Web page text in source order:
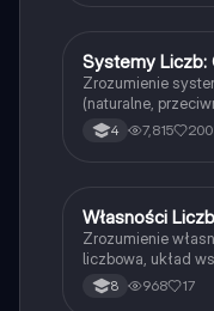
Matematyka
Systemy Liczb:
Zrozumienie
(naturalne,
(iloraz m/n).
postaci
4 7,815 200
Matematyka
Własności
Zrozumienie
liczbowa, układ
liczby pierwsze i
dziesiętny oraz
8 968 17